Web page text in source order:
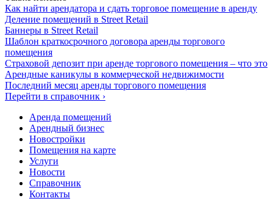
Как найти арендатора и сдать торговое помещение в аренду
Деление помещений в Street Retail
Баннеры в Street Retail
Шаблон краткосрочного договора аренды торгового
помещения
Страховой депозит при аренде торгового помещения – что это
Арендные каникулы в коммерческой недвижимости
Последний месяц аренды торгового помещения
Перейти в справочник ›
Аренда помещений
Арендный бизнес
Новостройки
Помещения на карте
Услуги
Новости
Справочник
Контакты